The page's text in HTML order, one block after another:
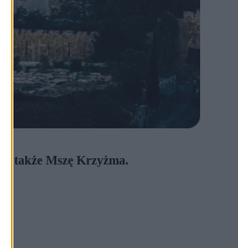
także Mszę Krzyżma.